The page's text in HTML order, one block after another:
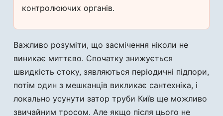
контролюючих органів.
Важливо розуміти, що засмічення ніколи не
виникає миттєво. Спочатку знижується
швидкість стоку, зявляються періодичні підпори,
потім один з мешканців викликає сантехніка, і
локально усунути затор труби Київ ще можливо
звичайним тросом. Але якщо після цього не